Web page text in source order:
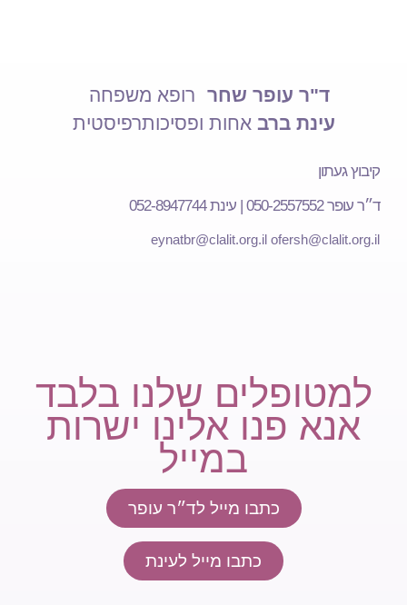
ד"ר עופר שחר רופא משפחה
עינת ברבאחות ופסיכותרפיסטית
קיבוץ געתון
ד״ר עופר 050-2557552 | עינת 052-8947744
ofersh@clalit.org.il
eynatbr@clalit.org.il
למטופלים שלנו בלבד
אנא פנו אלינו ישרות
במייל
כתבו מייל לד״ר עופר
כתבו מייל לעינת